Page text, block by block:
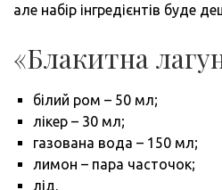
але набір інгредієнтів буде
«Блакитна
білий ром – 50 мл;
лікер – 30 мл;
газована вода – 150 мл;
лимон – пара часточок;
лід.